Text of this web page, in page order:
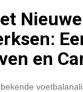
en